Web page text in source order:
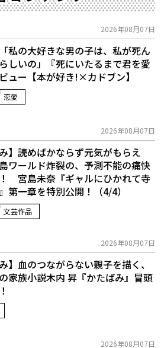
2026年08月07日
「私の大好きな男の子は、私が死ん
しいの」――『死にいたるまで君を愛
ュー【本が好き!×カドブン】
恋愛
2026年08月07日
み】読めばかならず元気がもらえ
ワールド炸裂の、予測不能の痛快
宮島未奈『ギャルにひかれて寺
第一章を特別公開！（4/4）
文芸作品
2026年08月07日
】血のつながらない親子を描く、
家族小説――木内 昇『かたばみ』冒頭
2026年08月07日